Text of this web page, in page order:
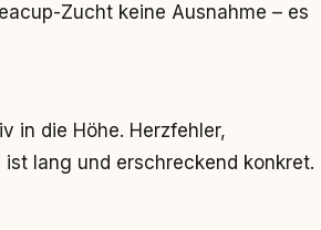
Zucht keine Ausnahme – es
in die Höhe. Herzfehler,
lang und erschreckend konkret.